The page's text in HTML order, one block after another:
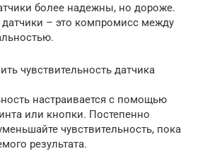
более надежны, но дороже.
– это компромисс между
чувствительность датчика
настраивается с помощью
или кнопки. Постепенно
чувствительность, пока
результата.